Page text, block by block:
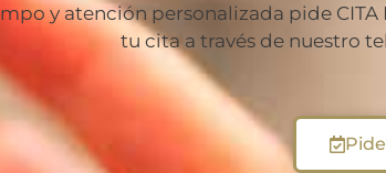
y atención personalizada pide CITA
tu cita a través de nuestro